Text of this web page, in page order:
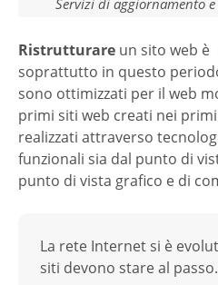
Servizi di aggiornamento
Ristrutturare un sito web
soprattutto in questo
sono ottimizzati per il web
primi siti web creati nei
realizzati attraverso
funzionali sia dal punto di
punto di vista grafico e di
La rete Internet si è
siti devono stare al passo.